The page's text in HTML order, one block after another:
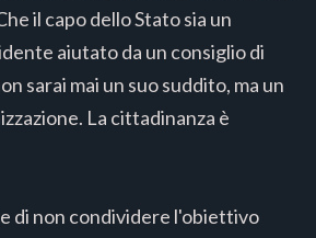
il capo dello Stato sia un
aiutato da un consiglio di
sarai mai un suo suddito, ma un
La cittadinanza è
di non condividere l'obiettivo